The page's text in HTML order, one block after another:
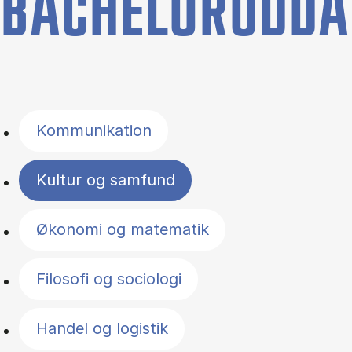
Kommunikation
Kultur og samfund
Økonomi og matematik
Filosofi og sociologi
Handel og logistik